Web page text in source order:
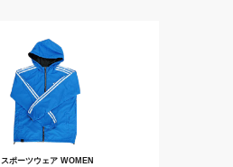
スポーツウェア WOMEN